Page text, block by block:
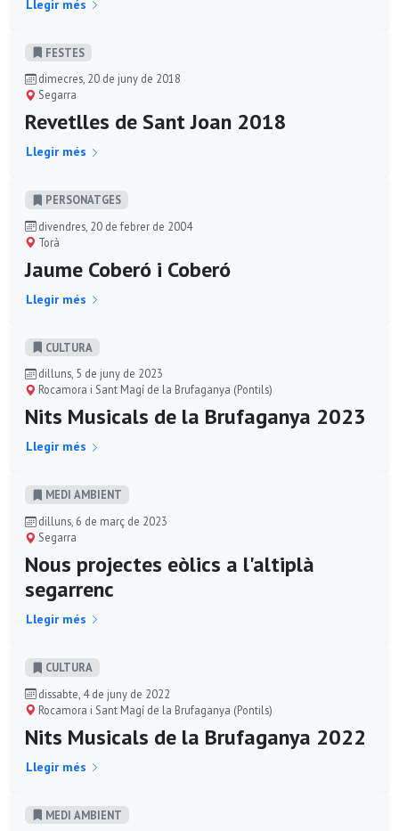
Llegir més
FESTES
dimecres, 20 de juny de 2018
Segarra
Revetlles de Sant Joan 2018
Llegir més
PERSONATGES
divendres, 20 de febrer de 2004
Torà
Jaume Coberó i Coberó
Llegir més
CULTURA
dilluns, 5 de juny de 2023
Rocamora i Sant Magí de la Brufaganya (Pontils)
Nits Musicals de la Brufaganya 2023
Llegir més
MEDI AMBIENT
dilluns, 6 de març de 2023
Segarra
Nous projectes eòlics a l'altiplà
segarrenc
Llegir més
CULTURA
dissabte, 4 de juny de 2022
Rocamora i Sant Magí de la Brufaganya (Pontils)
Nits Musicals de la Brufaganya 2022
Llegir més
MEDI AMBIENT